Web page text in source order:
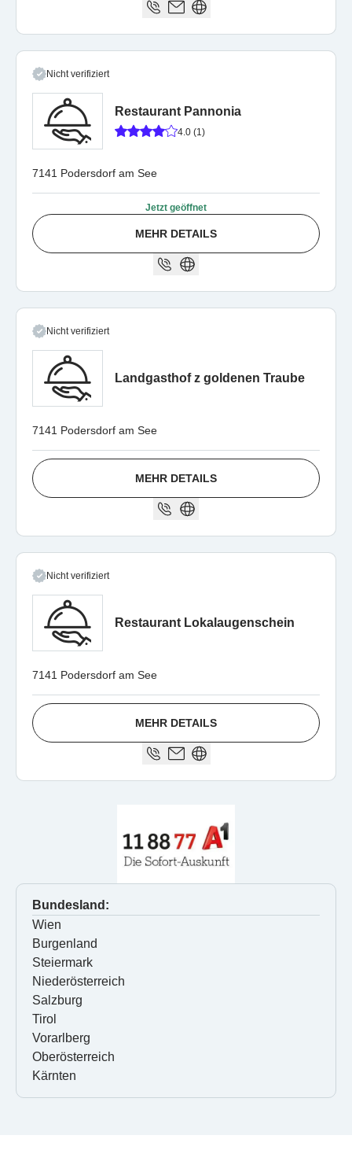
Nicht verifiziert
Restaurant Pannonia
4.0 (1)
7141 Podersdorf am See
Jetzt geöffnet
MEHR DETAILS
Nicht verifiziert
Landgasthof z goldenen Traube
7141 Podersdorf am See
MEHR DETAILS
Nicht verifiziert
Restaurant Lokalaugenschein
7141 Podersdorf am See
MEHR DETAILS
Bundesland:
Wien
Burgenland
Steiermark
Niederösterreich
Salzburg
Tirol
Vorarlberg
Oberösterreich
Kärnten